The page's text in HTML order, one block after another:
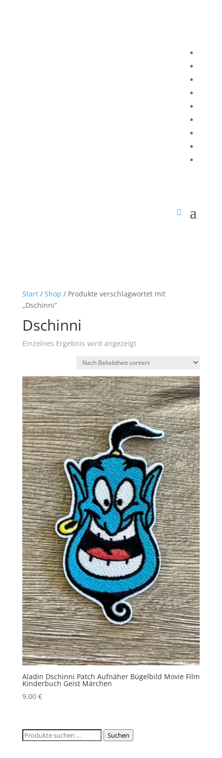
Start/ Shop / Produkte verschlagwortet mit
„Dschinni“
Dschinni
Einzelnes Ergebnis wird angezeigt
Aladin Dschinni Patch Aufnäher Bügelbild Movie Film
Kinderbuch Geist Märchen
9,00 €
Suchen
Suchen